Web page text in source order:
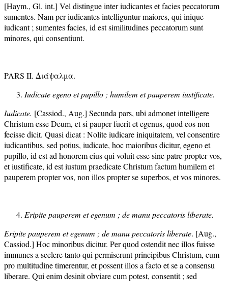
[Haym., Gl. int.] Vel distingue inter iudicantes et facies peccatorum
sumentes. Nam per iudicantes intelliguntur maiores, qui inique
iudicant ; sumentes facies, id est similitudines peccatorum sunt
minores, qui consentiunt.
PARS II. Διάψαλμα.
Iudicate egeno et pupillo ; humilem et pauperem iustificate.
Iudicate. [Cassiod., Aug.] Secunda pars, ubi admonet intelligere
Christum esse Deum, et si pauper fuerit et egenus, quod eos non
fecisse dicit. Quasi dicat : Nolite iudicare iniquitatem, vel consentire
iudicantibus, sed potius, iudicate, hoc maioribus dicitur, egeno et
pupillo, id est ad honorem eius qui voluit esse sine patre propter vos,
et iustificate, id est iustum praedicate Christum factum humilem et
pauperem propter vos, non illos propter se superbos, et vos minores.
Eripite pauperem et egenum ; de manu peccatoris liberate.
Eripite pauperem et egenum ; de manu peccatoris liberate. [Aug.,
Cassiod.] Hoc minoribus dicitur. Per quod ostendit nec illos fuisse
immunes a scelere tanto qui permiserunt principibus Christum, cum
pro multitudine timerentur, et possent illos a facto et se a consensu
liberare. Qui enim desinit obviare cum potest, consentit ; sed